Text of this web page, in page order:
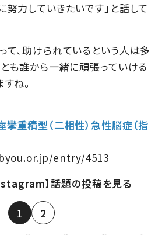
努力していきたいです」と話して
て、助けられているという人は多
とも誰から一緒に頑張っていける
ね。
攣重積型（二相性）急性脳症（指
entry/4513
】話題の投稿を見る
1 2